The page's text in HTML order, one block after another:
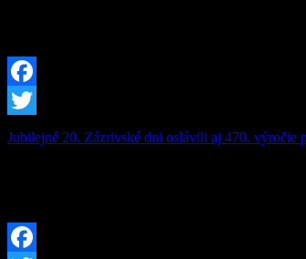
Facebook
Twitter
Jubilejné 20. Zázrivské dni oslávili aj 470. výročie